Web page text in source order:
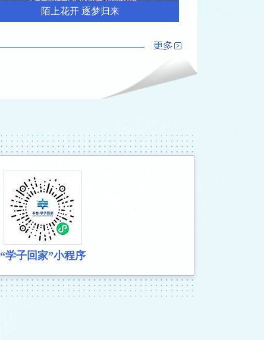
陌上花开 逐梦归来
“学子回家”小程序